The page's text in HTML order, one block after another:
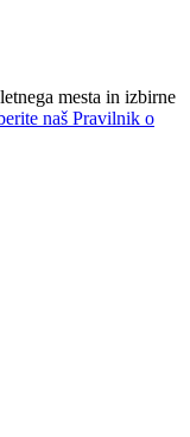
mesta in izbirne
naš Pravilnik o